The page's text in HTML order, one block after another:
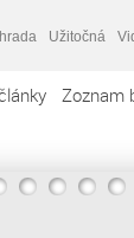
Užitočná
Zoznam